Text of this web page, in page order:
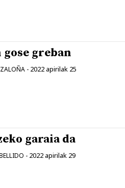
gose greban
- 2022 apirilak 25
garaia da
- 2022 apirilak 29